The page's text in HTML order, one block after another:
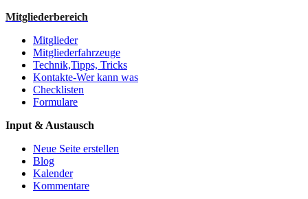
Mitgliederbereich
Mitglieder
Mitgliederfahrzeuge
Technik,Tipps, Tricks
Kontakte-Wer kann was
Checklisten
Formulare
Input & Austausch
Neue Seite erstellen
Blog
Kalender
Kommentare